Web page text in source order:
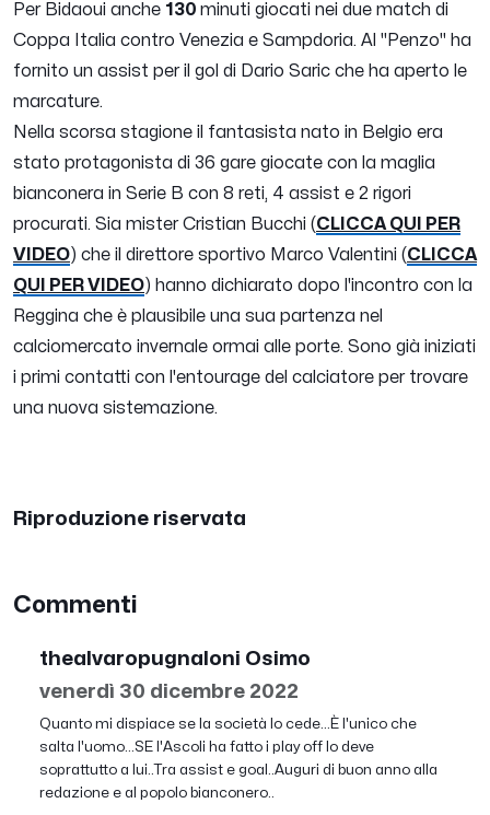
Per Bidaoui anche 130 minuti giocati nei due match di
Coppa Italia contro Venezia e Sampdoria. Al "Penzo" ha
fornito un assist per il gol di Dario Saric che ha aperto le
marcature.
Nella scorsa stagione il fantasista nato in Belgio era
stato protagonista di 36 gare giocate con la maglia
bianconera in Serie B con 8 reti, 4 assist e 2 rigori
procurati. Sia mister Cristian Bucchi (CLICCA QUI PER
VIDEO) che il direttore sportivo Marco Valentini (CLICCA
QUI PER VIDEO) hanno dichiarato dopo l'incontro con la
Reggina che è plausibile una sua partenza nel
calciomercato invernale ormai alle porte. Sono già iniziati
i primi contatti con l'entourage del calciatore per trovare
una nuova sistemazione.
Riproduzione riservata
Commenti
thealvaropugnaloni Osimo
venerdì 30 dicembre 2022
Quanto mi dispiace se la società lo cede...È l'unico che
salta l'uomo...SE l'Ascoli ha fatto i play off lo deve
soprattutto a lui..Tra assist e goal..Auguri di buon anno alla
redazione e al popolo bianconero..